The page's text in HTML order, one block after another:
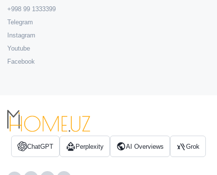
+998 99 1333399
Telegram
Instagram
Youtube
Facebook
ChatGPT Perplexity AI Overviews Grok